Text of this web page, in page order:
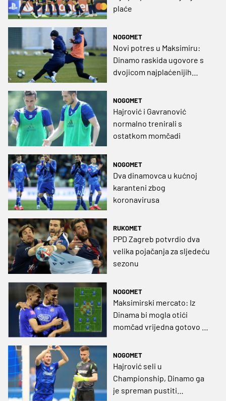
plaće
NOGOMET
Novi potres u Maksimiru:
Dinamo raskida ugovore s
dvojicom najplaćenijih
NOGOMET
Hajrović i Gavranović
normalno trenirali s
ostatkom momčadi
NOGOMET
Dva dinamovca u kućnoj
karanteni zbog
koronavirusa
RUKOMET
PPD Zagreb potvrdio dva
velika pojačanja za sljedeću
sezonu
NOGOMET
Maksimirski mercato: Iz
Dinama bi mogla otići
momčad vrijedna gotovo 53
NOGOMET
Hajrović seli u
Championship, Dinamo ga
je spreman pustiti